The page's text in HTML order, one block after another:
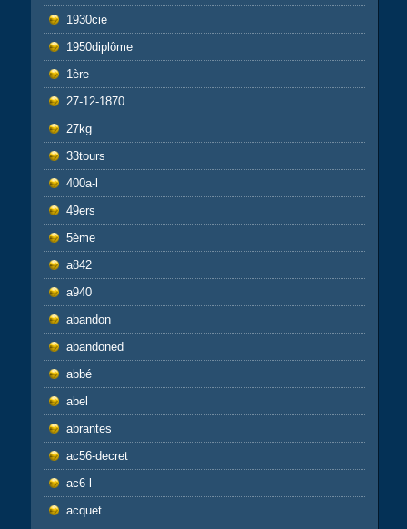
1930cie
1950diplôme
1ère
27-12-1870
27kg
33tours
400a-l
49ers
5ème
a842
a940
abandon
abandoned
abbé
abel
abrantes
ac56-decret
ac6-l
acquet